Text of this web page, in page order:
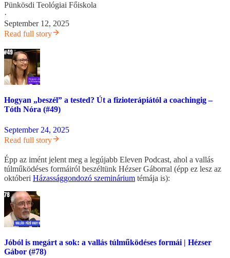
Pünkösdi Teológiai Főiskola
·
September 12, 2025
Read full story
Hogyan „beszél” a tested? Út a fizioterápiától a coachingig –
Tóth Nóra (#49)
September 24, 2025
Read full story
Épp az imént jelent meg a legújabb Eleven Podcast, ahol a vallás
túlműködéses formáiról beszéltünk Hézser Gáborral (épp ez lesz az
októberi Házassággondozó szeminárium témája is):
Jóból is megárt a sok: a vallás túlműködéses formái | Hézser
Gábor (#78)